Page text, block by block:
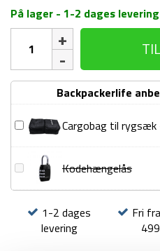
På lager - 1-2 dages levering
rygsæk
-
66
Sort
antal
Backpackerlife
Cargobag
rygsæk
-
L
100
Cargobag til
KodehængelåsKodehængelås
1-2 dages
levering
Fri